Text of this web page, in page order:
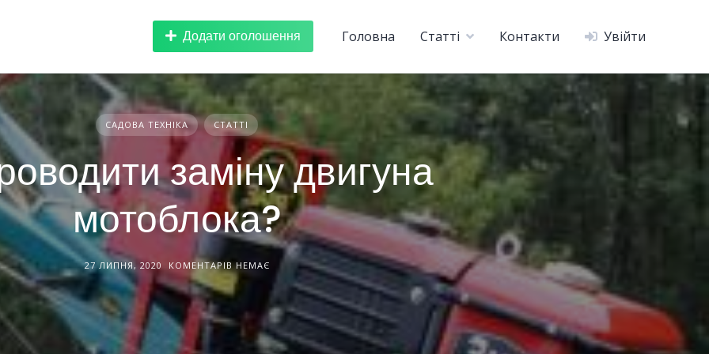
Головна Статті Контакти Увійти
Додати оголошення
САДОВА ТЕХНІКА СТАТТІ
заміну двигуна
мотоблока?
27 ЛИПНЯ, 2020 КОМЕНТАРІВ НЕМАЄ